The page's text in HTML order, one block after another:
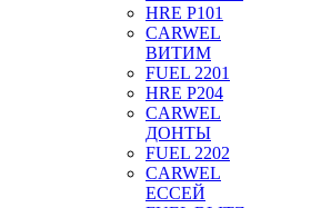
HRE P101
CARWEL
ВИТИМ
FUEL 2201
HRE P204
CARWEL
ДОНТЫ
FUEL 2202
CARWEL
ЕССЕЙ